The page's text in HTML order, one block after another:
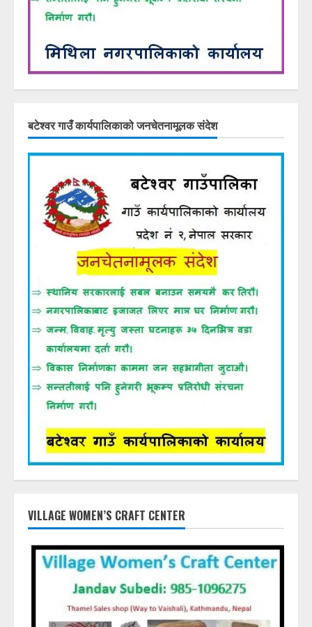
बटेश्वर गाउँ कार्यपालिकाको जनचेतनामूलक संदेश
VILLAGE WOMEN’S CRAFT CENTER